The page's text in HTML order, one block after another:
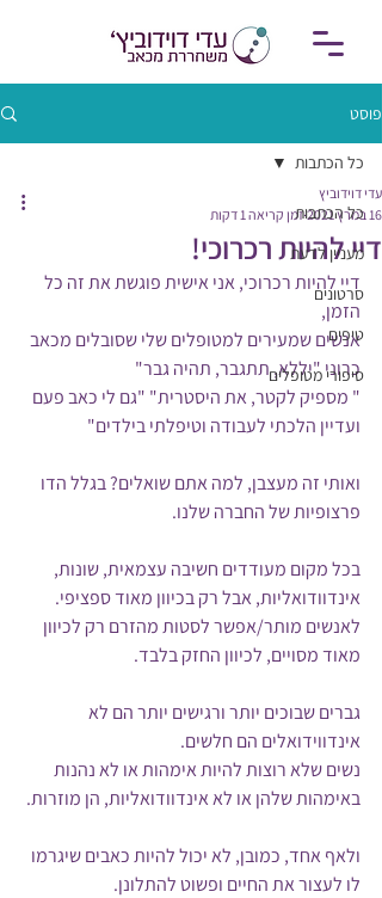
פוסט
כל הכתבות
מעניין לדעת
סרטונים
טיפים
סיפורי מטופלים
כל הכתבות
דיי להיות רכרוכי!
עדי דוידוביץ
16 במרץ 2021
זמן קריאה 1 דקות
דיי להיות רכרוכי, אני אישית פוגשת את זה כל
הזמן,
אנשים שמעירים למטופלים שלי שסובלים מכאב
כרוני "יללא, תתגבר, תהיה גבר"
" מספיק לקטר, את היסטרית" "גם לי כאב פעם
ועדיין הלכתי לעבודה וטיפלתי בילדים"
ואותי זה מעצבן, למה אתם שואלים? בגלל הדו
פרצופיות של החברה שלנו.
בכל מקום מעודדים חשיבה עצמאית, שונות,
אינדוודואליות, אבל רק בכיוון מאוד ספציפי.
לאנשים מותר/אפשר לסטות מהזרם רק לכיוון
מאוד מסויים, לכיוון החזק בלבד.
גברים שבוכים יותר ורגישים יותר הם לא
אינדווידואלים הם חלשים.
נשים שלא רוצות להיות אימהות או לא נהנות
באימהות שלהן או לא אינדוודואליות, הן מוזרות.
ולאף אחד, כמובן, לא יכול להיות כאבים שיגרמו
לו לעצור את החיים ופשוט להתלונן.